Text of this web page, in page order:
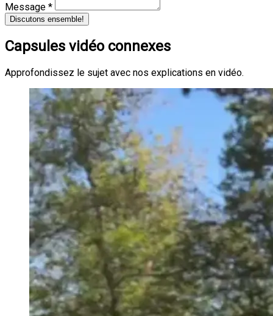
Message *
Discutons ensemble!
Capsules vidéo connexes
Approfondissez le sujet avec nos explications en vidéo.